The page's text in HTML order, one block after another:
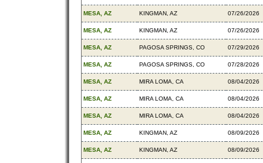
MESA, AZ KINGMAN, AZ 07/26/2026
MESA, AZ KINGMAN, AZ 07/26/2026
MESA, AZ PAGOSA SPRINGS, CO 07/29/2026
MESA, AZ PAGOSA SPRINGS, CO 07/28/2026
MESA, AZ MIRA LOMA, CA 08/04/2026
MESA, AZ MIRA LOMA, CA 08/04/2026
MESA, AZ MIRA LOMA, CA 08/04/2026
MESA, AZ KINGMAN, AZ 08/09/2026
MESA, AZ KINGMAN, AZ 08/09/2026